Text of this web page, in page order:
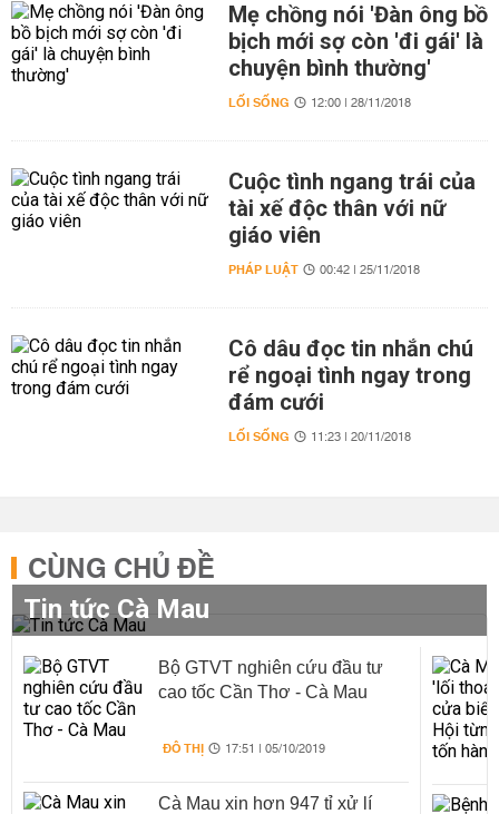
Mẹ chồng nói 'Đàn ông bồ
bịch mới sợ còn 'đi gái' là
chuyện bình thường'
LỐI SỐNG 12:00 | 28/11/2018
Cuộc tình ngang trái của
tài xế độc thân với nữ
giáo viên
PHÁP LUẬT 00:42 | 25/11/2018
Cô dâu đọc tin nhắn chú
rể ngoại tình ngay trong
đám cưới
LỐI SỐNG 11:23 | 20/11/2018
CÙNG CHỦ ĐỀ
Tin tức Cà Mau
Bộ GTVT nghiên cứu đầu tư
cao tốc Cần Thơ - Cà Mau
ĐÔ THỊ 17:51 | 05/10/2019
Cà Mau xin hơn 947 tỉ xử lí